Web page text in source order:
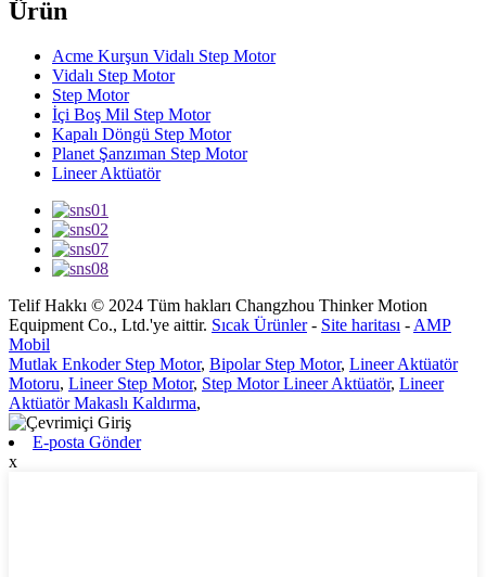
Ürün
Acme Kurşun Vidalı Step Motor
Vidalı Step Motor
Step Motor
İçi Boş Mil Step Motor
Kapalı Döngü Step Motor
Planet Şanzıman Step Motor
Lineer Aktüatör
Telif Hakkı © 2024 Tüm hakları Changzhou Thinker Motion
Equipment Co., Ltd.'ye aittir. Sıcak Ürünler- Site haritası -AMP
Mobil
Mutlak Enkoder Step Motor, Bipolar Step Motor, Lineer Aktüatör
Motoru, Lineer Step Motor, Step Motor Lineer Aktüatör, Lineer
Aktüatör Makaslı Kaldırma,
E-posta Gönder
x